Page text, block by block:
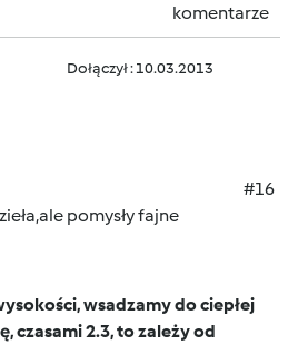
komentarze
Dołączył : 10.03.2013
#16
pomysły fajne
wsadzamy do ciepłej
czasami 2.3, to zależy od